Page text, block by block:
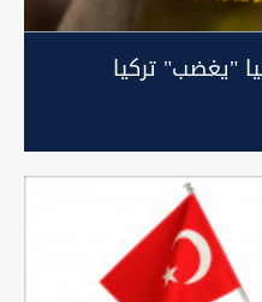
"يغضب" تركيا